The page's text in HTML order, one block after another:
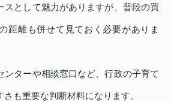
スとして魅力がありますが、普段の買
距離も併せて見ておく必要がありま
ンターや相談窓口など、行政の子育て
も重要な判断材料になります。